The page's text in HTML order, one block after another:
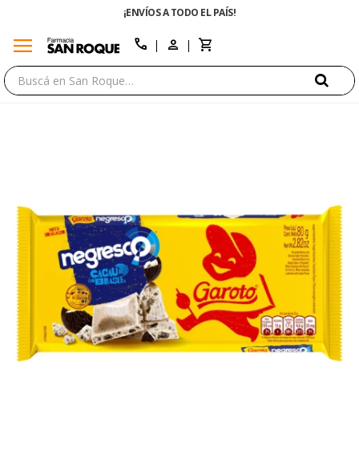
¡ENVÍOS A TODO EL PAÍS!
menu call
close